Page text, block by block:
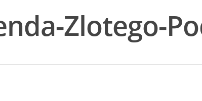
Zlotego-